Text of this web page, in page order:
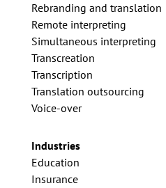
Rebranding and translation
Remote interpreting
Simultaneous interpreting
Transcreation
Transcription
Translation outsourcing
Voice-over
Industries
Education
Insurance